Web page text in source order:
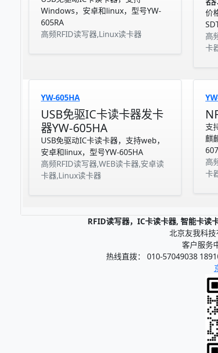
Windows，安卓和linux，型号YW-
605RA
高频RFID读写器,Linux读卡器
价
高
卡
YW-605HA
USB免驱IC卡读卡器发卡
器YW-605HA
USB免驱动IC卡读卡器，支持web，
安卓和linux，型号YW-605HA
高频RFID读写器,WEB读卡器,安卓读
卡器,Linux读卡器
支
麒
高
卡
RFID读写器，IC卡读卡器, 智能卡读
北京友我科
客户服务
热线直拨： 010-57049038